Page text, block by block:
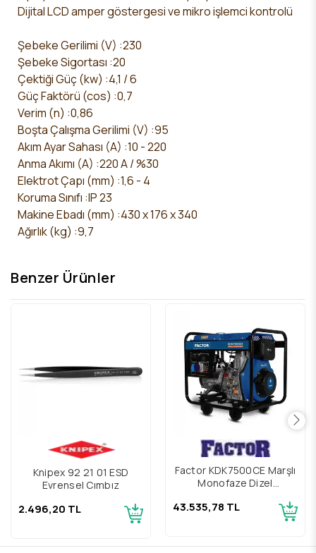
Dijital LCD amper göstergesi ve mikro işlemci kontrolü
Şebeke Gerilimi (V) :230
Şebeke Sigortası :20
Çektiği Güç (kw) :4,1 / 6
Güç Faktörü (cos) :0,7
Verim (n) :0,86
Boşta Çalışma Gerilimi (V) :95
Akım Ayar Sahası (A) :10 - 220
Anma Akımı (A) :220 A / %30
Elektrot Çapı (mm) :1,6 - 4
Koruma Sınıfı :IP 23
Makine Ebadı (mm) :430 x 176 x 340
Ağırlık (kg) :9,7
Benzer Ürünler
Knipex 92 21 01 ESD
Evrensel Cımbız
2.496,20 TL
Factor KDK7500CE Marşlı
Monofaze Dizel
43.535,78 TL